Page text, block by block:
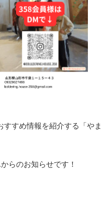
すすめ情報を紹介する「やま
らのお知らせです！